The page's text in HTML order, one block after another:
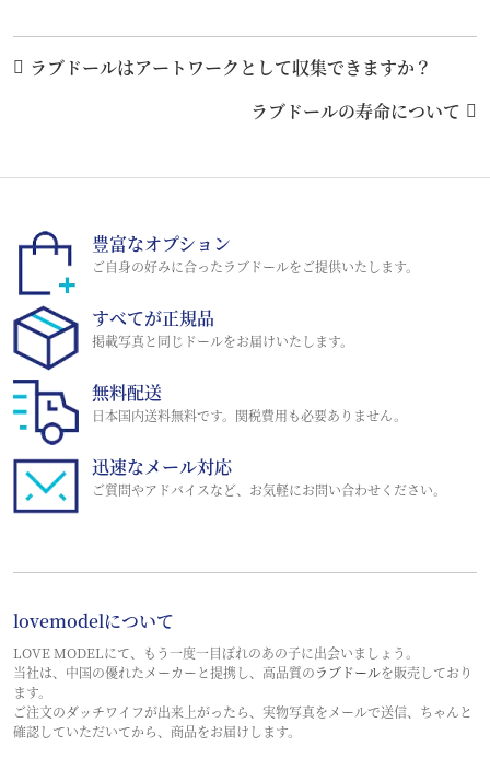
ラブドールはアートワークとして収集できますか？
ラブドールの寿命について
豊富なオプション
ご自身の好みに合ったラブドールをご提供いたします。
すべてが正規品
掲載写真と同じドールをお届けいたします。
無料配送
日本国内送料無料です。関税費用も必要ありません。
迅速なメール対応
ご質問やアドバイスなど、お気軽にお問い合わせください。
lovemodelについて
LOVE MODELにて、もう一度一目ぼれのあの子に出会いましょう。
当社は、中国の優れたメーカーと提携し、高品質のラブドールを販売しており
ます。
ご注文のダッチワイフが出来上がったら、実物写真をメールで送信、ちゃんと
確認していただいてから、商品をお届けします。